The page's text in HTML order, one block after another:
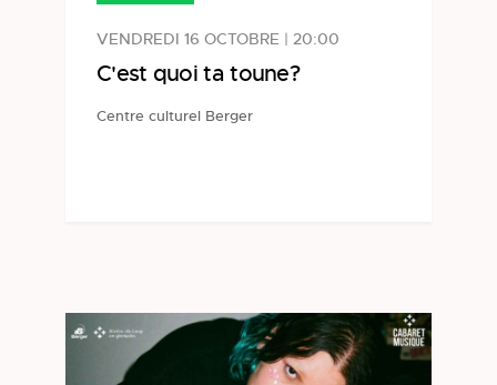
VENDREDI 16 OCTOBRE | 20:00
C'est quoi ta toune?
Centre culturel Berger